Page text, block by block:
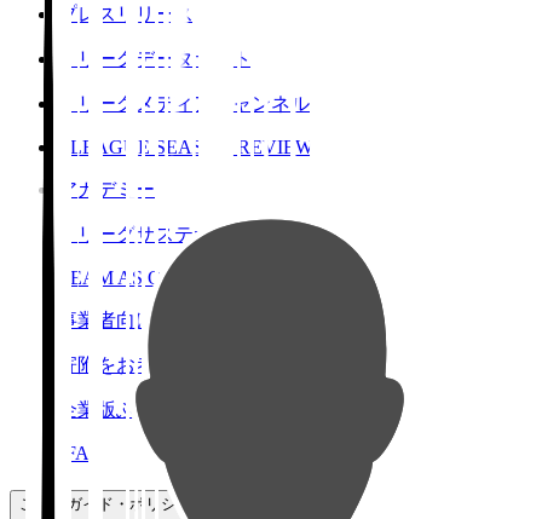
プレスリリース
Ｊリーグデータサイト
Ｊリーグメディアチャンネル
J.LEAGUE SEASON REVIEW
アカデミー
Ｊリーグサステナビリティ
TEAM AS ONE
事業者向けサービス
寄附をお考えの方へ
企業版ふるさと納税
JFA
ご利用ガイド・ポリシー